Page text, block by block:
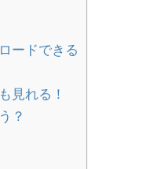
ードできる
見れる！
？